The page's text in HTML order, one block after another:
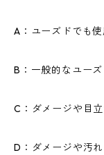
A：ユーズドでも
B：一般的なユー
C：ダメージや目
D：ダメージや汚